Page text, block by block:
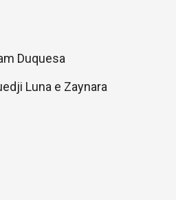
Duquesa
Luna e Zaynara